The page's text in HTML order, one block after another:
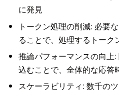
に発見
トークン処理の削減: 必要
ることで、処理するトーク
推論パフォーマンスの向上
込むことで、全体的な応答
スケーラビリティ: 数千の